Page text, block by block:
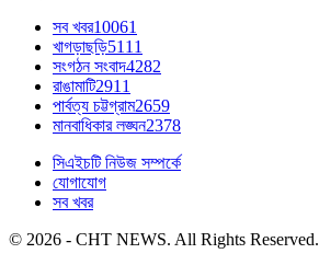
সব খবর10061
খাগড়াছড়ি5111
সংগঠন সংবাদ4282
রাঙামাটি2911
পার্বত্য চট্টগ্রাম2659
মানবাধিকার লঙ্ঘন2378
সিএইচটি নিউজ সম্পর্কে
যোগাযোগ
সব খবর
© 2026 - CHT NEWS. All Rights Reserved.